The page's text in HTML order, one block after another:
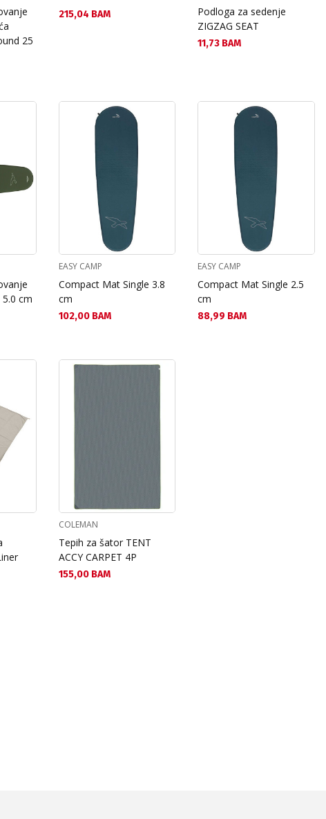
25
Текуща цена:
215,04 BAM
Podloga za sedenje
ZIGZAG SEAT
Текуща цена:
11,73 BAM
cm
EASY CAMP
Compact Mat Single 3.8
cm
Текуща цена:
102,00 BAM
EASY CAMP
Compact Mat Single 2.5
cm
Текуща цена:
88,99 BAM
COLEMAN
Tepih za šator TENT
ACCY CARPET 4P
Текуща цена:
155,00 BAM